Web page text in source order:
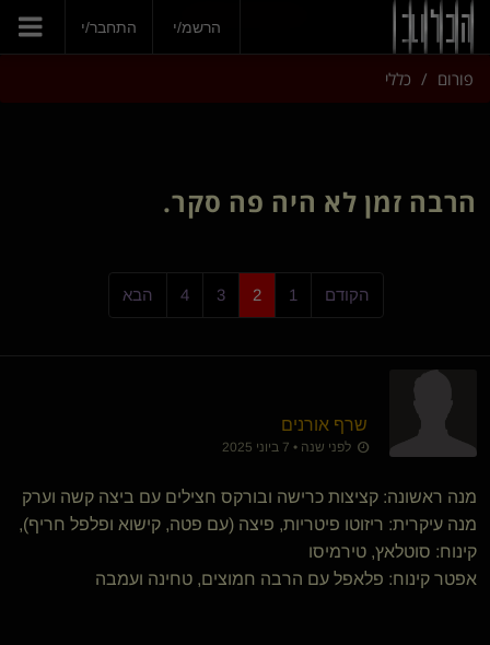
הצטרפי עכשיו
הרשמ/י התחבר/י
פורום כללי
הרבה זמן לא היה פה סקר.
הקודם 1
2
3
4 הבא
שרף אורנים
לפני שנה • 7 ביוני 2025
מנה ראשונה: קציצות כרישה ובורקס חצילים עם ביצה קשה וערק
מנה עיקרית: ריזוטו פיטריות, פיצה (עם פטה, קישוא ופלפל חריף),
קינוח: סוטלאץ, טירמיסו
אפטר קינוח: פלאפל עם הרבה חמוצים, טחינה ועמבה